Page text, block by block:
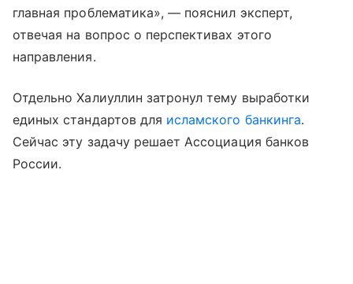
главная проблематика», — пояснил эксперт,
отвечая на вопрос о перспективах этого
направления.
Отдельно Халиуллин затронул тему выработки
единых стандартов для исламского банкинга.
Сейчас эту задачу решает Ассоциация банков
России.